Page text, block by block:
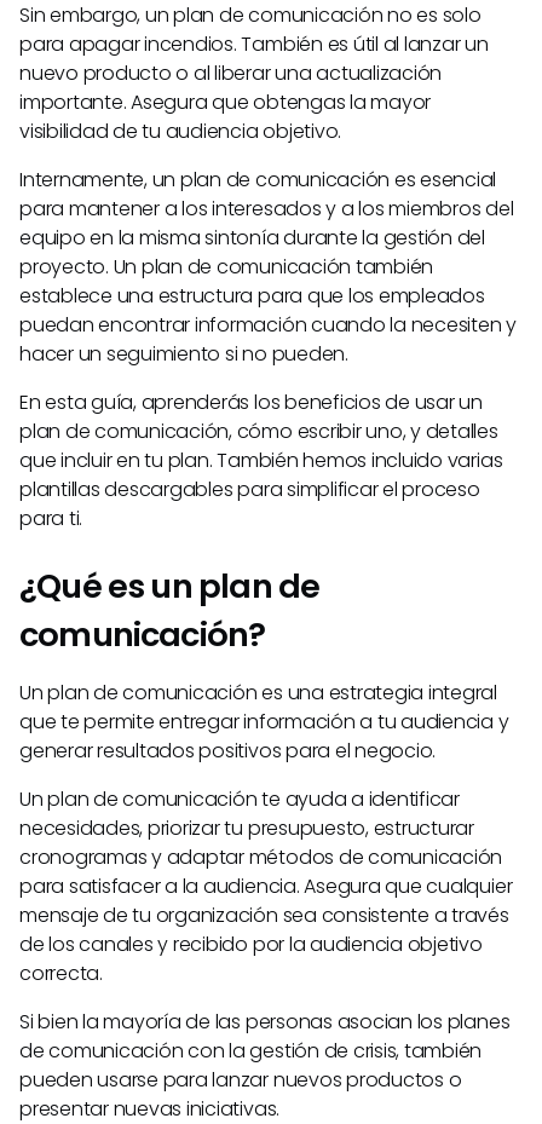
Sin embargo, un plan de comunicación no es solo
para apagar incendios. También es útil al lanzar un
nuevo producto o al liberar una actualización
importante. Asegura que obtengas la mayor
visibilidad de tu audiencia objetivo.
Internamente, un plan de comunicación es esencial
para mantener a los interesados y a los miembros del
equipo en la misma sintonía durante la gestión del
proyecto. Un plan de comunicación también
establece una estructura para que los empleados
puedan encontrar información cuando la necesiten y
hacer un seguimiento si no pueden.
En esta guía, aprenderás los beneficios de usar un
plan de comunicación, cómo escribir uno, y detalles
que incluir en tu plan. También hemos incluido varias
plantillas descargables para simplificar el proceso
para ti.
¿Qué es un plan de
comunicación?
Un plan de comunicación es una estrategia integral
que te permite entregar información a tu audiencia y
generar resultados positivos para el negocio.
Un plan de comunicación te ayuda a identificar
necesidades, priorizar tu presupuesto, estructurar
cronogramas y adaptar métodos de comunicación
para satisfacer a la audiencia. Asegura que cualquier
mensaje de tu organización sea consistente a través
de los canales y recibido por la audiencia objetivo
correcta.
Si bien la mayoría de las personas asocian los planes
de comunicación con la gestión de crisis, también
pueden usarse para lanzar nuevos productos o
presentar nuevas iniciativas.